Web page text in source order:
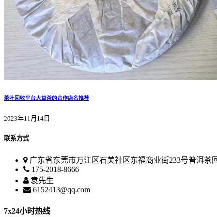
茶叶回收平台大益茶的合作店名推荐
2023年11月14日
联系方式
广东省东莞市万江区石美社区东福商业街233号普洱茶
175-2018-8666
袁先生
6152413@qq.com
7x24小时热线